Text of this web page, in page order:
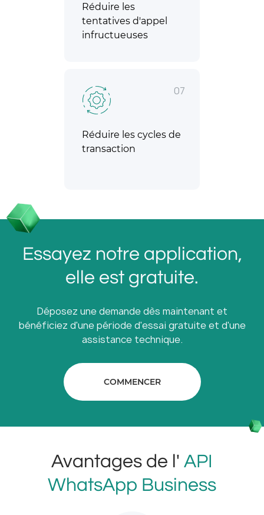
Réduire les
tentatives d'appel
infructueuses
07
Réduire les cycles de
transaction
Essayez notre application,
elle est gratuite.
Déposez une demande dès maintenant et
bénéficiez d'une période d'essai gratuite et d'une
assistance technique.
COMMENCER
Avantages de l' API
WhatsApp Business